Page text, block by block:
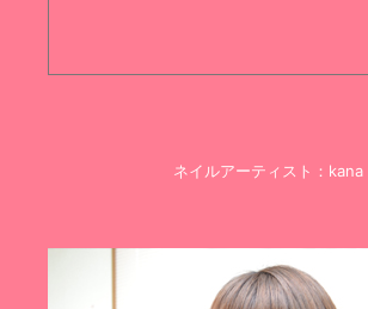
ネイルアーティスト：kana